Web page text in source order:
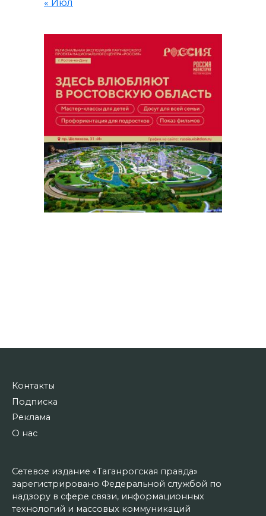
« Июл
Контакты
Подписка
Реклама
О нас
Сетевое издание «Таганрогская правда»
зарегистрировано Федеральной службой по
надзору в сфере связи, информационных
технологий и массовых коммуникаций